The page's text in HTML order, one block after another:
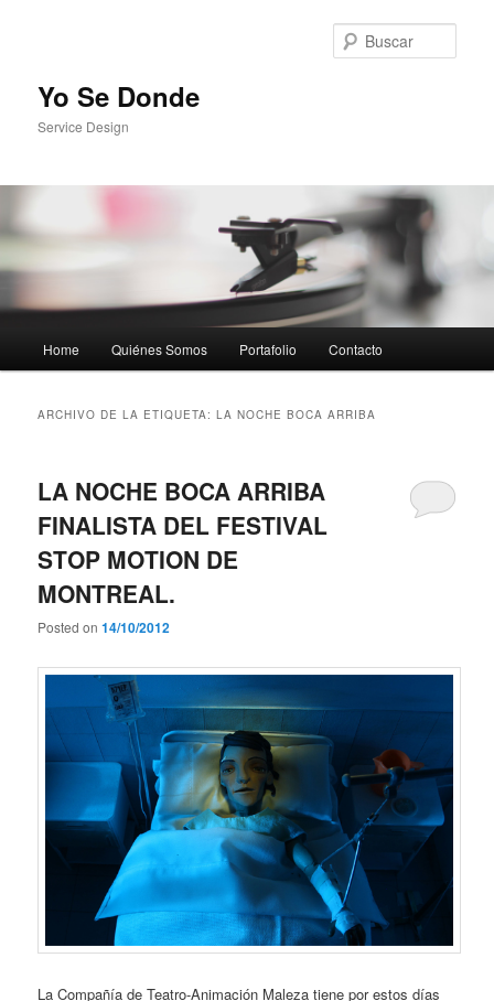
Yo Se Donde
Service Design
Ir al contenido principal
Ir al contenido secundario
Home Quiénes Somos Portafolio Contacto
ARCHIVO DE LA ETIQUETA:LA NOCHE BOCA ARRIBA
LA NOCHE BOCA ARRIBA
FINALISTA DEL FESTIVAL
STOP MOTION DE
MONTREAL.
Posted on14/10/2012
La Compañía de Teatro-Animación Maleza tiene por estos días